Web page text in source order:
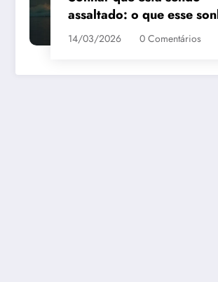
assaltado: o que esse
quer te dizer?
14/03/2026 0 Comentários